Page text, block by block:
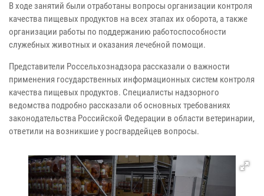
В ходе занятий были отработаны вопросы организации контроля
качества пищевых продуктов на всех этапах их оборота, а также
организации работы по поддержанию работоспособности
служебных животных и оказания лечебной помощи.
Представители Россельхознадзора рассказали о важности
применения государственных информационных систем контроля
качества пищевых продуктов. Специалисты надзорного
ведомства подробно рассказали об основных требованиях
законодательства Российской Федерации в области ветеринарии,
ответили на возникшие у росгвардейцев вопросы.